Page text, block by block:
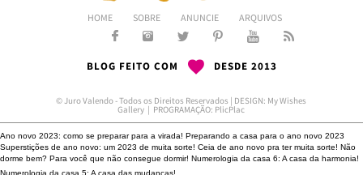
HOME SOBRE ANUNCIE ARQUIVOS
BLOG FEITO COM DESDE 2013
© Juro Valendo - Todos os Direitos Reservados | DESIGN: My Wishes
Gallery | PROGRAMAÇÃO: PlicPlac
Ano novo 2023: como se preparar para a virada! Preparando a casa para o ano novo 2023
Superstições de ano novo: um 2023 de muita sorte! Ceia de ano novo pra ter muita sorte! Não
dorme bem? Para você que não consegue dormir! Numerologia da casa 6: A casa da harmonia!